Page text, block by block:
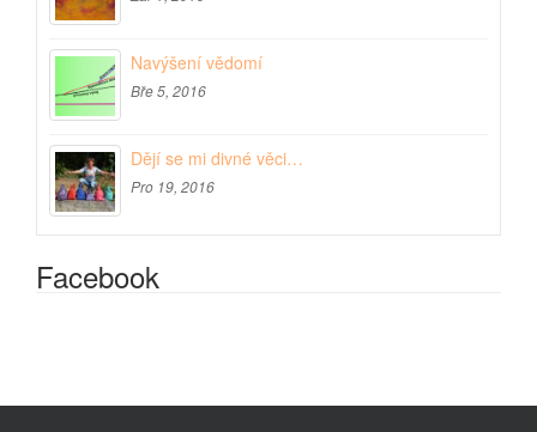
Navýšení vědomí
Bře 5, 2016
Dějí se mi divné věci…
Pro 19, 2016
Facebook